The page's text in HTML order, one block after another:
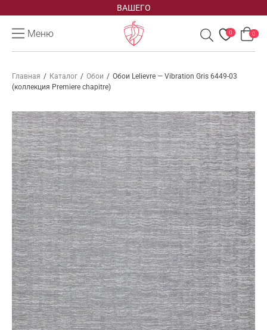
ВАШЕГО
Меню 0 0
Главная / Каталог / Обои / Обои Lelievre — Vibration Gris 6449-03
(коллекция Premiere chapitre)